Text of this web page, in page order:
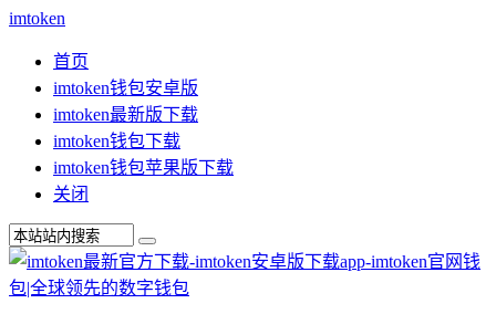
imtoken
首页
imtoken钱包安卓版
imtoken最新版下载
imtoken钱包下载
imtoken钱包苹果版下载
关闭